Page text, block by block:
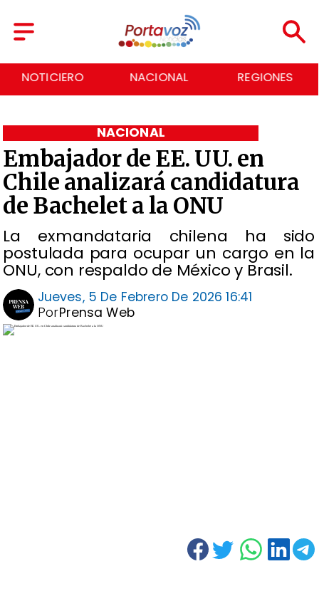
NACIONAL REGIONES ECONOMÍA
Embajador de EE. UU. en
Chile analizará candidatura
de Bachelet a la ONU
La exmandataria chilena ha sido
postulada para ocupar un cargo en la
ONU, con respaldo de México y Brasil.
NACIONAL
Jueves, 5 De Febrero De 2026 16:41
Prensa Web
Por